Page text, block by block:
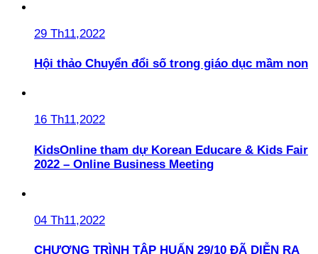
29 Th11,2022
Hội thảo Chuyển đổi số trong giáo dục mầm non
16 Th11,2022
KidsOnline tham dự Korean Educare & Kids Fair
2022 – Online Business Meeting
04 Th11,2022
CHƯƠNG TRÌNH TẬP HUẤN 29/10 ĐÃ DIỄN RA